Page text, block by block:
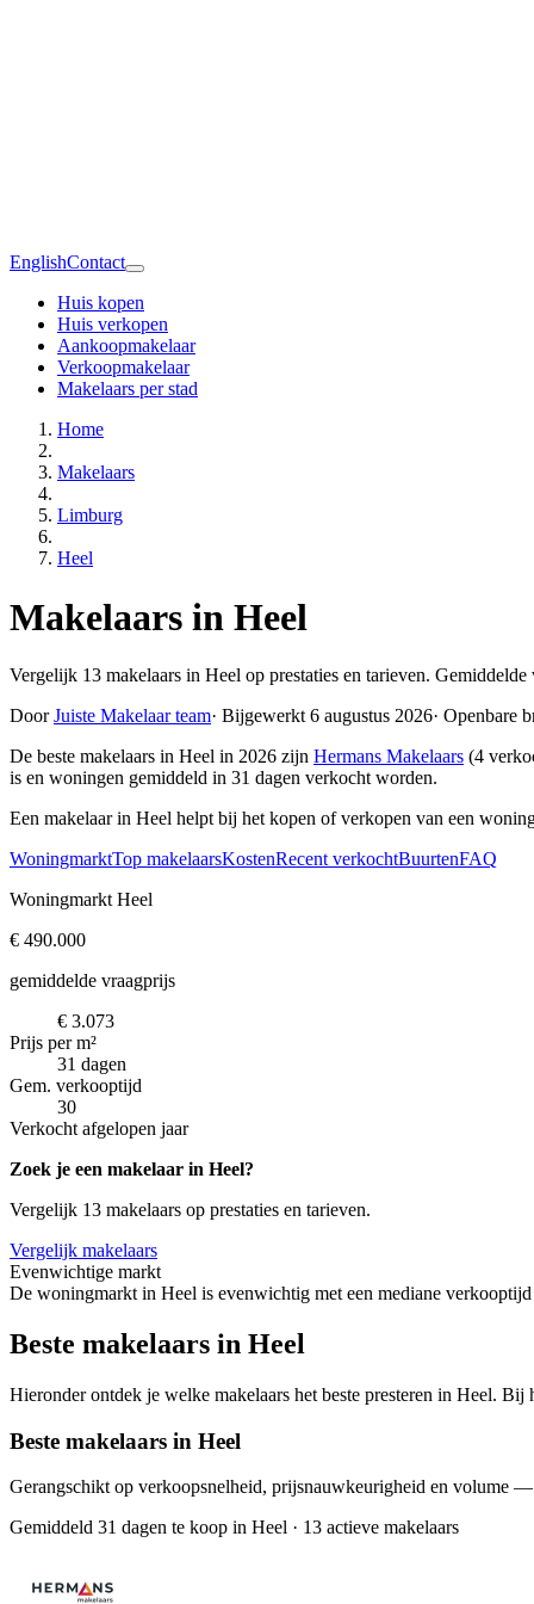
EnglishContact
Huis kopen
Huis verkopen
Aankoopmakelaar
Verkoopmakelaar
Makelaars per stad
Home
Makelaars
Limburg
Heel
Makelaars in Heel
Vergelijk 13 makelaars in Heel op prestaties en tarieven.
DoorJuiste Makelaar team· Bijgewerkt 6 augustus 2026· Openbare
De beste makelaars in Heel in 2026 zijn Hermans Makelaars (4
is en woningen gemiddeld in 31 dagen verkocht worden.
Een makelaar in Heel helpt bij het kopen of verkopen van een
WoningmarktTop makelaarsKostenRecent verkochtBuurtenFAQ
Woningmarkt Heel
€ 490.000
gemiddelde vraagprijs
€ 3.073
Prijs per m²
31 dagen
Gem. verkooptijd
30
Verkocht afgelopen jaar
Zoek je een makelaar in Heel?
Vergelijk 13 makelaars op prestaties en tarieven.
Vergelijk makelaars
Evenwichtige markt
De woningmarkt in Heel is evenwichtig met een mediane
Beste makelaars in Heel
Hieronder ontdek je welke makelaars het beste presteren in Heel.
Beste makelaars in Heel
Gerangschikt op verkoopsnelheid, prijsnauwkeurigheid en volume
Gemiddeld 31 dagen te koop in Heel · 13 actieve makelaars